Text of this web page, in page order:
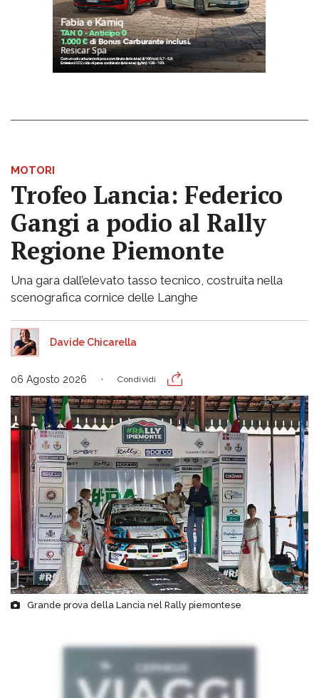
MOTORI
Trofeo Lancia: Federico
Gangi a podio al Rally
Regione Piemonte
Una gara dall’elevato tasso tecnico, costruita nella
scenografica cornice delle Langhe
Davide Chicarella
06 Agosto 2026 Condividi
Grande prova della Lancia nel Rally piemontese